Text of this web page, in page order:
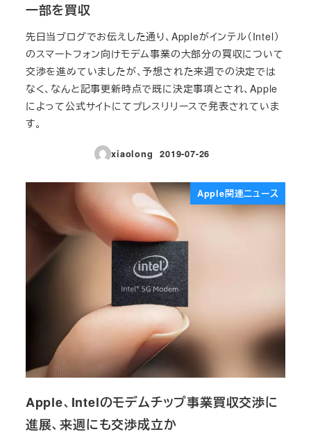
一部を買収
先日当ブログでお伝えした通り、Appleがインテル（Intel）
のスマートフォン向けモデム事業の大部分の買収について
交渉を進めていましたが、予想された来週での決定では
なく、なんと記事更新時点で既に決定事項とされ、Apple
によって公式サイトにてプレスリリースで発表されていま
す。
xiaolong
投稿日
2019-07-26
Apple関連ニュース
Apple、Intelのモデムチップ事業買収交渉に
進展、来週にも交渉成立か